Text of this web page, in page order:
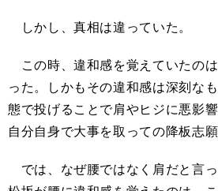
しかし、真相は違っていた。
この時、違和感を覚えていたの
った。しかもその違和感は深刻な
態で投げることで肩やヒジに悪影
自分自身で大事を取っての降板志願
では、なぜ腰ではなく肩だと言